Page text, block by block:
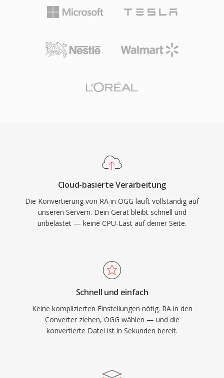
Streams. Ein bleibender technischer Beitrag war
Streamings, das spätere Standards wie HLS
und DASH beeinflusste. Obwohl von modernen
Archive von RA-Inhalten aus dem frühen Web-
Bereich von 96-192 kbps. Das Format
unterstützt Abtastraten von 8 kHz bis 192 kHz
Mono-Sprache bis zu Surround-Mischungen ab.
Streaming-Plattformen und Hardwarehersteller
Qualitätsverluste bei niedrigen Bitraten
Videospielen beliebt bleibt, wo Speicher knapp
ist und Tausende Soundeffekte um Platz
konkurrieren. VLC, Firefox, Chrome und Android
Cloud-basierte Verarbeitung
Die Konvertierung von RA in OGG läuft vollständig auf
unseren Servern. Dein Gerät bleibt schnell und
unbelastet — keine CPU-Last auf deiner Seite.
Schnell und einfach
Keine komplizierten Einstellungen nötig. RA in den
Converter ziehen, OGG wählen — und die
konvertierte Datei ist in Sekunden bereit.